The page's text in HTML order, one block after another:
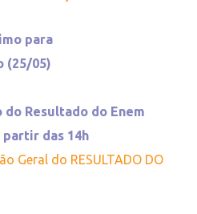
para
(25/05)
do Resultado do Enem
partir das 14h
Geral do RESULTADO DO